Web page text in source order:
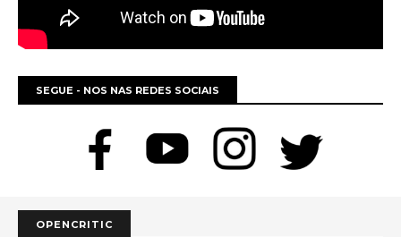
SEGUE - NOS NAS REDES SOCIAIS
OPENCRITIC